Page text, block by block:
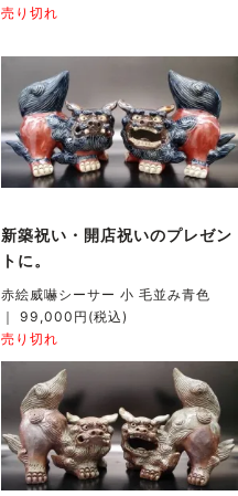
売り切れ
新築祝い・開店祝いのプレゼン
トに。
赤絵威嚇シーサー 小 毛並み青色
｜ 99,000円(税込)
売り切れ